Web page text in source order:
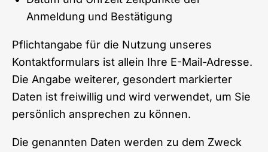
Anmeldung und Bestätigung
Pflichtangabe für die Nutzung unseres
Kontaktformulars ist allein Ihre E-Mail-Adresse.
Die Angabe weiterer, gesondert markierter
Daten ist freiwillig und wird verwendet, um Sie
persönlich ansprechen zu können.
Die genannten Daten werden zu dem Zweck